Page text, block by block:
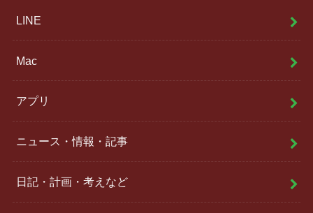
LINE
Mac
アプリ
ニュース・情報・記事
日記・計画・考えなど